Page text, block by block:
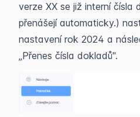
verze XX se již interní čísla
přenášejí automaticky.)
nastavení rok 2024 a
„Přenes čísla dokladů".